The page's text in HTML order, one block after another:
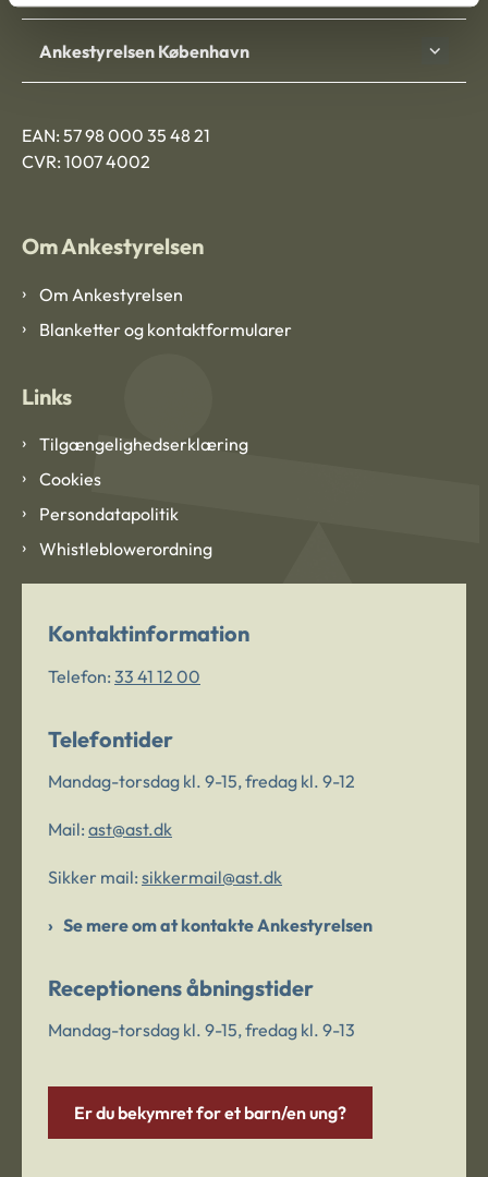
Ankestyrelsen København
EAN: 57 98 000 35 48 21
CVR: 1007 4002
Om Ankestyrelsen
Om Ankestyrelsen
Blanketter og kontaktformularer
Links
Tilgængelighedserklæring
Cookies
Persondatapolitik
Whistleblowerordning
Kontaktinformation
Telefon: 33 41 12 00
Telefontider
Mandag-torsdag kl. 9-15, fredag kl. 9-12
Mail: ast@ast.dk
Sikker mail: sikkermail@ast.dk
Se mere om at kontakte Ankestyrelsen
Receptionens åbningstider
Mandag-torsdag kl. 9-15, fredag kl. 9-13
Er du bekymret for et barn/en ung?